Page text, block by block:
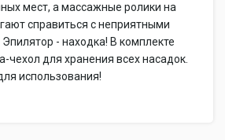
мест, а массажные ролики на
справиться с неприятными
- находка! В комплекте
чехол для хранения всех насадок.
использования!